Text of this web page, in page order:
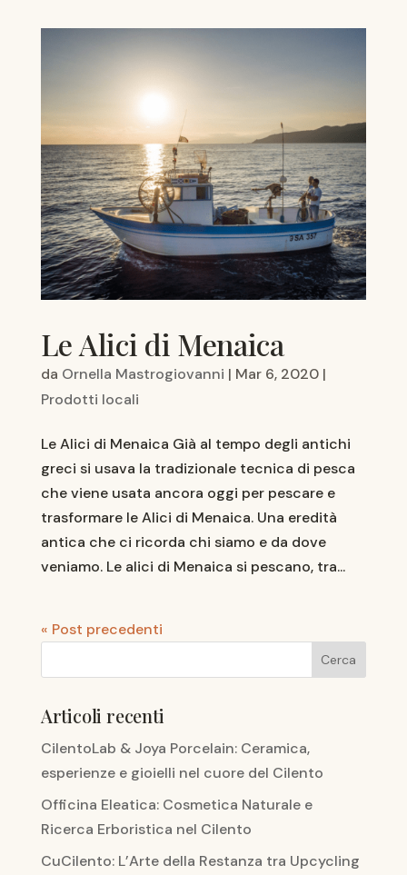
Le Alici di Menaica
da Ornella Mastrogiovanni | Mar 6, 2020|
Prodotti locali
Le Alici di Menaica Già al tempo degli antichi
greci si usava la tradizionale tecnica di pesca
che viene usata ancora oggi per pescare e
trasformare le Alici di Menaica. Una eredità
antica che ci ricorda chi siamo e da dove
veniamo. Le alici di Menaica si pescano, tra...
« Post precedenti
Articoli recenti
CilentoLab & Joya Porcelain: Ceramica,
esperienze e gioielli nel cuore del Cilento
Officina Eleatica: Cosmetica Naturale e
Ricerca Erboristica nel Cilento
CuCilento: L’Arte della Restanza tra Upcycling